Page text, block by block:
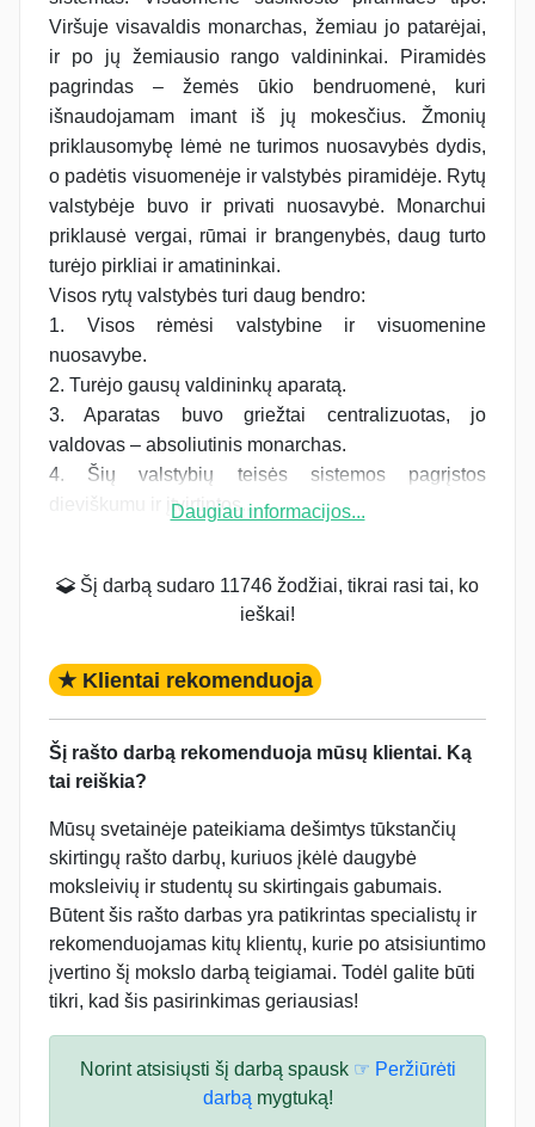
Viršuje visavaldis monarchas, žemiau jo patarėjai,
ir po jų žemiausio rango valdininkai. Piramidės
pagrindas – žemės ūkio bendruomenė, kuri
išnaudojamam imant iš jų mokesčius. Žmonių
priklausomybę lėmė ne turimos nuosavybės dydis,
o padėtis visuomenėje ir valstybės piramidėje. Rytų
valstybėje buvo ir privati nuosavybė. Monarchui
priklausė vergai, rūmai ir brangenybės, daug turto
turėjo pirkliai ir amatininkai.
Visos rytų valstybės turi daug bendro:
1. Visos rėmėsi valstybine ir visuomenine
nuosavybe.
2. Turėjo gausų valdininkų aparatą.
3. Aparatas buvo griežtai centralizuotas, jo
valdovas – absoliutinis monarchas.
4. Šių valstybių teisės sistemos pagrįstos
dieviškumu ir įtvirtintos...Daugiau informacijos...
Šį darbą sudaro 11746 žodžiai, tikrai rasi tai, ko
ieškai!
★ Klientai rekomenduoja
Šį rašto darbą rekomenduoja mūsų klientai. Ką
tai reiškia?
Mūsų svetainėje pateikiama dešimtys tūkstančių
skirtingų rašto darbų, kuriuos įkėlė daugybė
moksleivių ir studentų su skirtingais gabumais.
Būtent šis rašto darbas yra patikrintas specialistų ir
rekomenduojamas kitų klientų, kurie po atsisiuntimo
įvertino šį mokslo darbą teigiamai. Todėl galite būti
tikri, kad šis pasirinkimas geriausias!
Norint atsisiųsti šį darbą spausk ☞ Peržiūrėti
darbą mygtuką!